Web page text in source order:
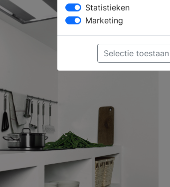
Statistieken
Marketing
Selectie toestaan